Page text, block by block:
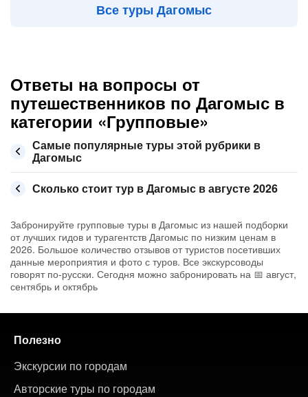
Все туры Дагомыс
Ответы на вопросы от
путешественников по Дагомыс в
категории «Групповые»
Самые популярные туры этой рубрики в
Дагомыс
Сколько стоит тур в Дагомыс в августе 2026
Забронируйте групповые туры в Дагомыс из нашей подборки
от лучших гидов и турагентств Дагомыс по низким ценам в
2026. Большое количество отзывов от туристов посетивших
данные мероприятия и фото с туров. Все экскурсоводы
говорят по-русски. Сегодня можно забронировать на 📅 август,
сентябрь и октябрь
Полезно
Экскурсии по городам
Авторские туры по городам